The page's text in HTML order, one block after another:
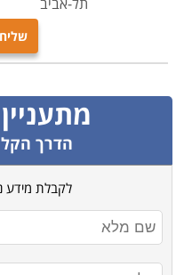
הדרך
לקבלת מידע